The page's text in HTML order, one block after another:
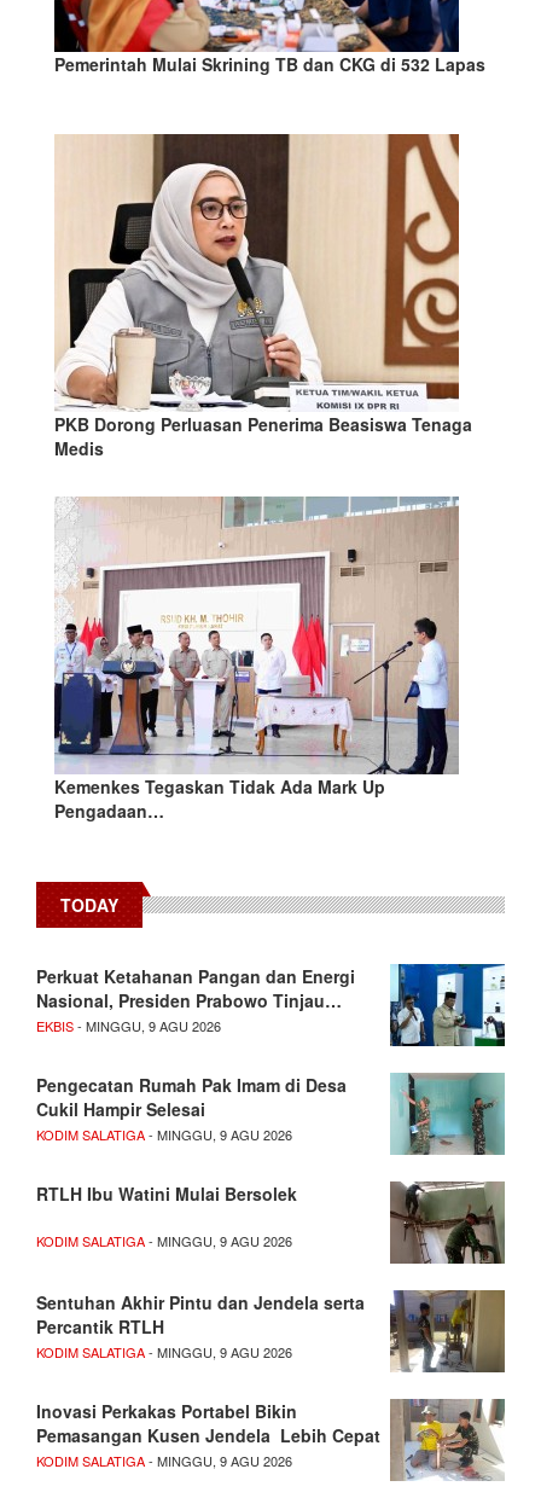
Pemerintah Mulai Skrining TB dan CKG di 532 Lapas
PKB Dorong Perluasan Penerima Beasiswa Tenaga
Medis
Kemenkes Tegaskan Tidak Ada Mark Up
Pengadaan…
TODAY
Perkuat Ketahanan Pangan dan Energi
Nasional, Presiden Prabowo Tinjau…
EKBIS- MINGGU, 9 AGU 2026
Pengecatan Rumah Pak Imam di Desa
Cukil Hampir Selesai
KODIM SALATIGA- MINGGU, 9 AGU 2026
RTLH Ibu Watini Mulai Bersolek
KODIM SALATIGA- MINGGU, 9 AGU 2026
Sentuhan Akhir Pintu dan Jendela serta
Percantik RTLH
KODIM SALATIGA- MINGGU, 9 AGU 2026
Inovasi Perkakas Portabel Bikin
Pemasangan Kusen Jendela Lebih Cepat
KODIM SALATIGA- MINGGU, 9 AGU 2026